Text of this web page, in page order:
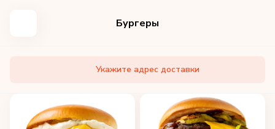
Бургеры
Укажите адрес доставки